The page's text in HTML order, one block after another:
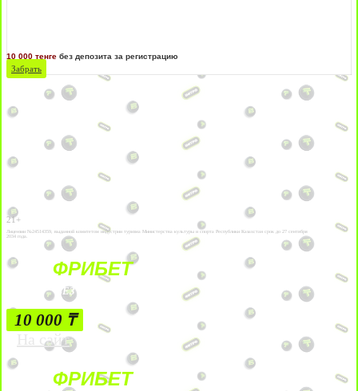
10 000 тенге без депозита за регистрацию
Забрать
21+
Лицензии №24514359, выданной комитетом индустрии туризма Министерства культуры и спорта Республики Казахстан срок до 27 сентября
2034 года.
ФРИБЕТ
БЕЗ УСЛОВИЙ
10 000 ₸
На сайт
ФРИБЕТ